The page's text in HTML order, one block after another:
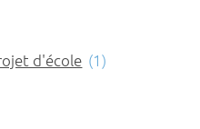
d'école (1)